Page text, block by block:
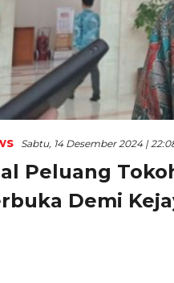
Sabtu, 14 Desember 2024 |
Peluang
Demi